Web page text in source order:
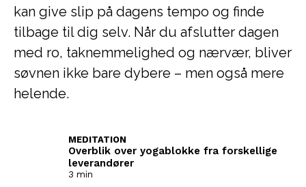
kan give slip på dagens tempo og finde
tilbage til dig selv. Når du afslutter dagen
med ro, taknemmelighed og nærvær, bliver
søvnen ikke bare dybere – men også mere
helende.
Overblik over yogablokke fra forskellige
leverandører
MEDITATION
3 min